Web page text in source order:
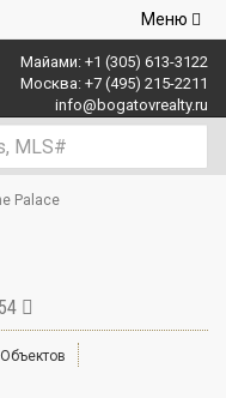
Открыть
Меню
Майами: +1 (305) 613-3122
Москва: +7 (495) 215-2211
info@bogatovrealty.ru
Palace
Объектов